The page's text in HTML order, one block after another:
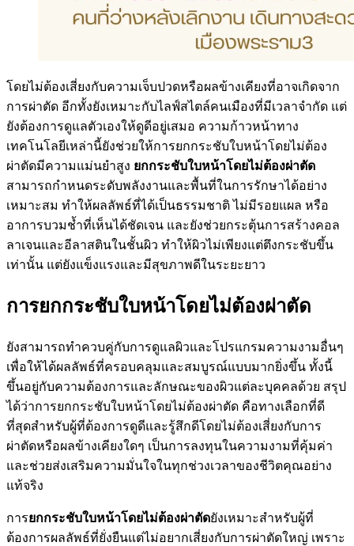
โดยไม่ต้องเสี่ยงกับความเจ็บปวดหรือผลข้างเคียงที่อาจเกิดจาก
การผ่าตัด อีกทั้งยังเหมาะกับไลฟ์สไตล์คนเมืองที่มีเวลาจำกัด แต่
ยังต้องการดูแลตัวเองให้ดูดีอยู่เสมอ ความก้าวหน้าทาง
เทคโนโลยีเหล่านี้ยังช่วยให้การยกกระชับใบหน้าโดยไม่ต้อง
ผ่าตัดมีความแม่นยำสูง ยกกระชับใบหน้าโดยไม่ต้องผ่าตัด
สามารถกำหนดระดับพลังงานและพื้นที่ในการรักษาได้อย่าง
เหมาะสม ทำให้ผลลัพธ์ที่ได้เป็นธรรมชาติ ไม่มีรอยแผล หรือ
อาการบวมช้ำที่เห็นได้ชัดเจน และยังช่วยกระตุ้นการสร้างคอล
ลาเจนและอีลาสตินในชั้นผิว ทำให้ผิวไม่เพียงแต่ตึงกระชับขึ้น
เท่านั้น แต่ยังแข็งแรงและมีสุขภาพดีในระยะยาว
การยกกระชับใบหน้าโดยไม่ต้องผ่าตัด
ยังสามารถทำควบคู่กับการดูแลผิวและโปรแกรมความงามอื่นๆ
เพื่อให้ได้ผลลัพธ์ที่ครอบคลุมและสมบูรณ์แบบมากยิ่งขึ้น ทั้งนี้
ขึ้นอยู่กับความต้องการและลักษณะของผิวแต่ละบุคคลด้วย สรุป
ได้ว่าการยกกระชับใบหน้าโดยไม่ต้องผ่าตัด คือทางเลือกที่ดี
ที่สุดสำหรับผู้ที่ต้องการดูดีและรู้สึกดีโดยไม่ต้องเสี่ยงกับการ
ผ่าตัดหรือผลข้างเคียงใดๆ เป็นการลงทุนในความงามที่คุ้มค่า
และช่วยส่งเสริมความมั่นใจในทุกช่วงเวลาของชีวิตคุณอย่าง
แท้จริง
การยกกระชับใบหน้าโดยไม่ต้องผ่าตัดยังเหมาะสำหรับผู้ที่
ต้องการผลลัพธ์ที่ยั่งยืนแต่ไม่อยากเสี่ยงกับการผ่าตัดใหญ่ เพราะ